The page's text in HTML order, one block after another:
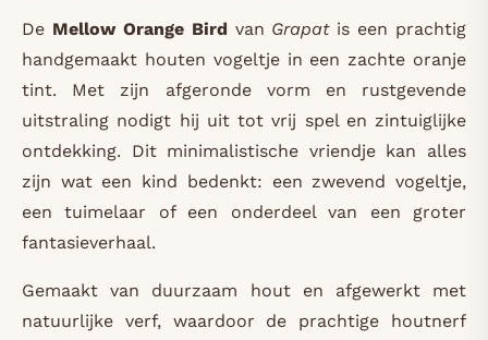
De Mellow Orange Bird van Grapatis een prachtig
handgemaakt houten vogeltje in een zachte oranje
tint. Met zijn afgeronde vorm en rustgevende
uitstraling nodigt hij uit tot vrij spel en zintuiglijke
ontdekking. Dit minimalistische vriendje kan alles
zijn wat een kind bedenkt: een zwevend vogeltje,
een tuimelaar of een onderdeel van een groter
fantasieverhaal.
Gemaakt van duurzaam hout en afgewerkt met
natuurlijke verf, waardoor de prachtige houtnerf